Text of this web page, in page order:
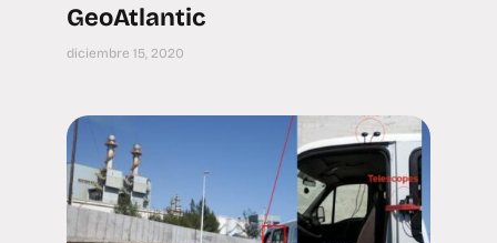
GeoAtlantic
diciembre 15, 2020